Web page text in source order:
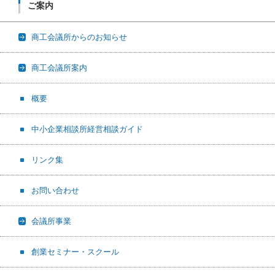
ご案内
商工会議所からのお知らせ
商工会議所案内
概要
中小企業相談所経営相談ガイド
リンク集
お問い合わせ
会議所事業
創業セミナー・スクール